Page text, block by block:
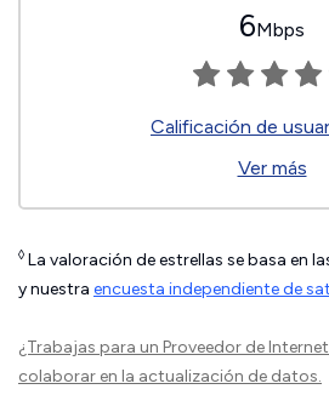
6Mbps
Calificación de
Ver más
◊ La valoración de estrellas se basa en
y nuestra encuesta independiente de
¿Trabajas para un Proveedor de
colaborar en la actualización de datos.